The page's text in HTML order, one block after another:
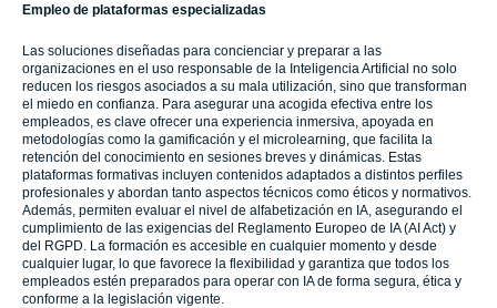
Empleo de plataformas especializadas
Las soluciones diseñadas para concienciar y preparar a las
organizaciones en el uso responsable de la Inteligencia Artificial no solo
reducen los riesgos asociados a su mala utilización, sino que transforman
el miedo en confianza. Para asegurar una acogida efectiva entre los
empleados, es clave ofrecer una experiencia inmersiva, apoyada en
metodologías como la gamificación y el microlearning, que facilita la
retención del conocimiento en sesiones breves y dinámicas. Estas
plataformas formativas incluyen contenidos adaptados a distintos perfiles
profesionales y abordan tanto aspectos técnicos como éticos y normativos.
Además, permiten evaluar el nivel de alfabetización en IA, asegurando el
cumplimiento de las exigencias del Reglamento Europeo de IA (AI Act) y
del RGPD. La formación es accesible en cualquier momento y desde
cualquier lugar, lo que favorece la flexibilidad y garantiza que todos los
empleados estén preparados para operar con IA de forma segura, ética y
conforme a la legislación vigente.